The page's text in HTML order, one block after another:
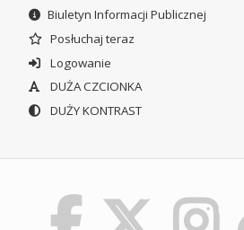
Biuletyn Informacji Publicznej
Posłuchaj teraz
Logowanie
DUŻA CZCIONKA
DUŻY KONTRAST